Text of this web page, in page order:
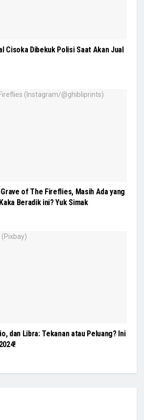
Cisoka Dibekuk Polisi Saat Akan Jual
of The Fireflies, Masih Ada yang
Beradik ini? Yuk Simak
dan Libra: Tekanan atau Peluang? Ini